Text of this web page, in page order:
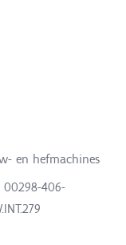
en hefmachines
00298-406-